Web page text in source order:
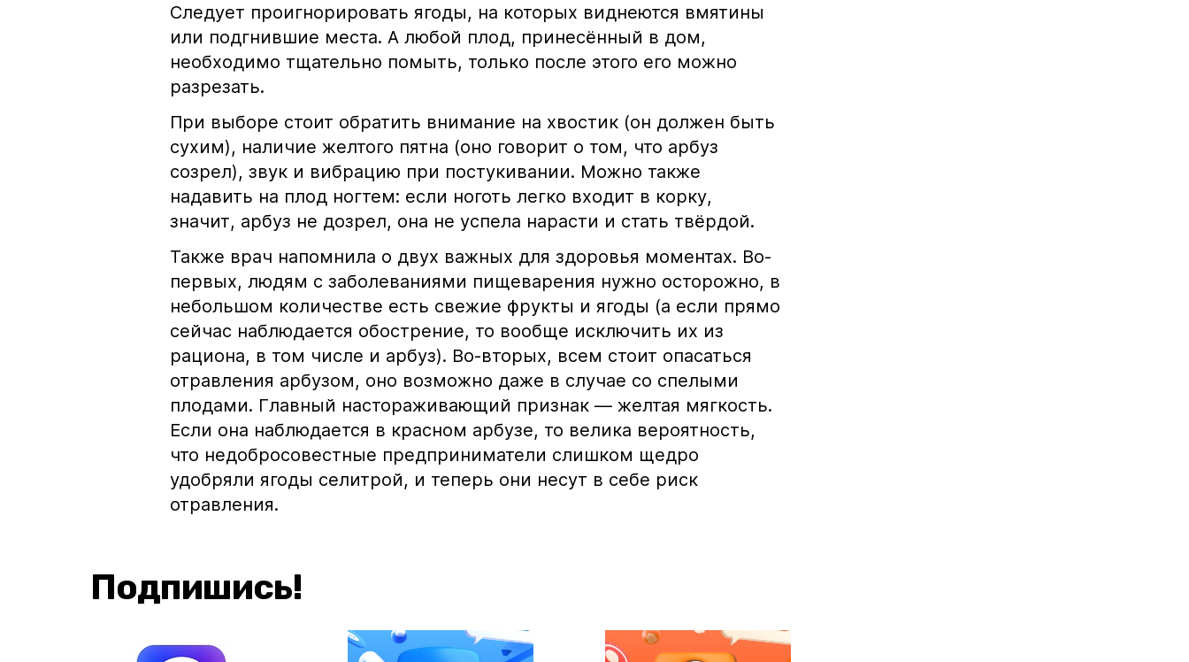
Следует проигнорировать ягоды, на которых виднеются вмятины
или подгнившие места. А любой плод, принесённый в дом,
необходимо тщательно помыть, только после этого его можно
разрезать.
При выборе стоит обратить внимание на хвостик (он должен быть
сухим), наличие желтого пятна (оно говорит о том, что арбуз
созрел), звук и вибрацию при постукивании. Можно также
надавить на плод ногтем: если ноготь легко входит в корку,
значит, арбуз не дозрел, она не успела нарасти и стать твёрдой.
Также врач напомнила о двух важных для здоровья моментах. Во-
первых, людям с заболеваниями пищеварения нужно осторожно, в
небольшом количестве есть свежие фрукты и ягоды (а если прямо
сейчас наблюдается обострение, то вообще исключить их из
рациона, в том числе и арбуз). Во-вторых, всем стоит опасаться
отравления арбузом, оно возможно даже в случае со спелыми
плодами. Главный настораживающий признак — желтая мягкость.
Если она наблюдается в красном арбузе, то велика вероятность,
что недобросовестные предприниматели слишком щедро
удобряли ягоды селитрой, и теперь они несут в себе риск
отравления.
Подпишись!